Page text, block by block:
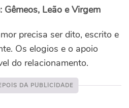
Leão e Virgem
precisa ser dito, escrito e
Os elogios e o apoio
do relacionamento.